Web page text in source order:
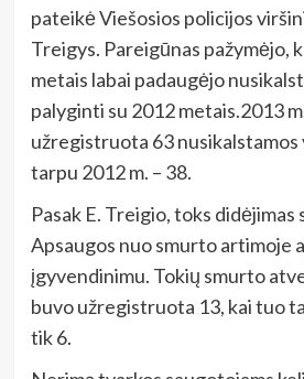
pateikė Viešosios policijos
Treigys. Pareigūnas pažymėjo,
metais labai padaugėjo
palyginti su 2012 metais.2013
užregistruota 63 nusikalstamos
tarpu 2012 m. – 38.
Pasak E. Treigio, toks didėjimas
Apsaugos nuo smurto artimoje
įgyvendinimu. Tokių smurto
buvo užregistruota 13, kai tuo
tik 6.